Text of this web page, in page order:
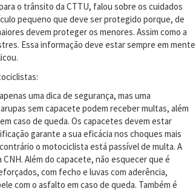
o trânsito da CTTU, falou sobre os cuidados
pequeno que deve ser protegido porque, de
devem proteger os menores. Assim como a
Essa informação deve estar sempre em mente
uma dica de segurança, mas uma
sem capacete podem receber multas, além
caso de queda. Os capacetes devem estar
garante a sua eficácia nos choques mais
o motociclista está passível de multa. A
Além do capacete, não esquecer que é
com fecho e luvas com aderência,
com o asfalto em caso de queda. Também é